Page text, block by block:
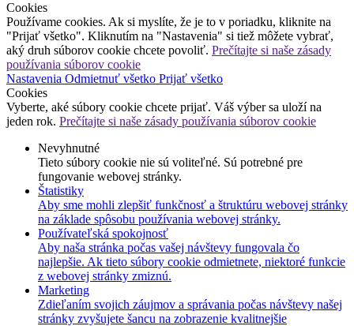
Cookies
Používame cookies. Ak si myslíte, že je to v poriadku, kliknite na
"Prijať všetko". Kliknutím na "Nastavenia" si tiež môžete vybrať,
aký druh súborov cookie chcete povoliť. Prečítajte si naše zásady
používania súborov cookie
Nastavenia Odmietnuť všetko Prijať všetko
Cookies
Vyberte, aké súbory cookie chcete prijať. Váš výber sa uloží na
jeden rok. Prečítajte si naše zásady používania súborov cookie
Nevyhnutné
Tieto súbory cookie nie sú voliteľné. Sú potrebné pre
fungovanie webovej stránky.
Štatistiky
Aby sme mohli zlepšiť funkčnosť a štruktúru webovej stránky
na základe spôsobu používania webovej stránky.
Používateľská spokojnosť
Aby naša stránka počas vašej návštevy fungovala čo
najlepšie. Ak tieto súbory cookie odmietnete, niektoré funkcie
z webovej stránky zmiznú.
Marketing
Zdieľaním svojich záujmov a správania počas návštevy našej
stránky zvyšujete šancu na zobrazenie kvalitnejšie